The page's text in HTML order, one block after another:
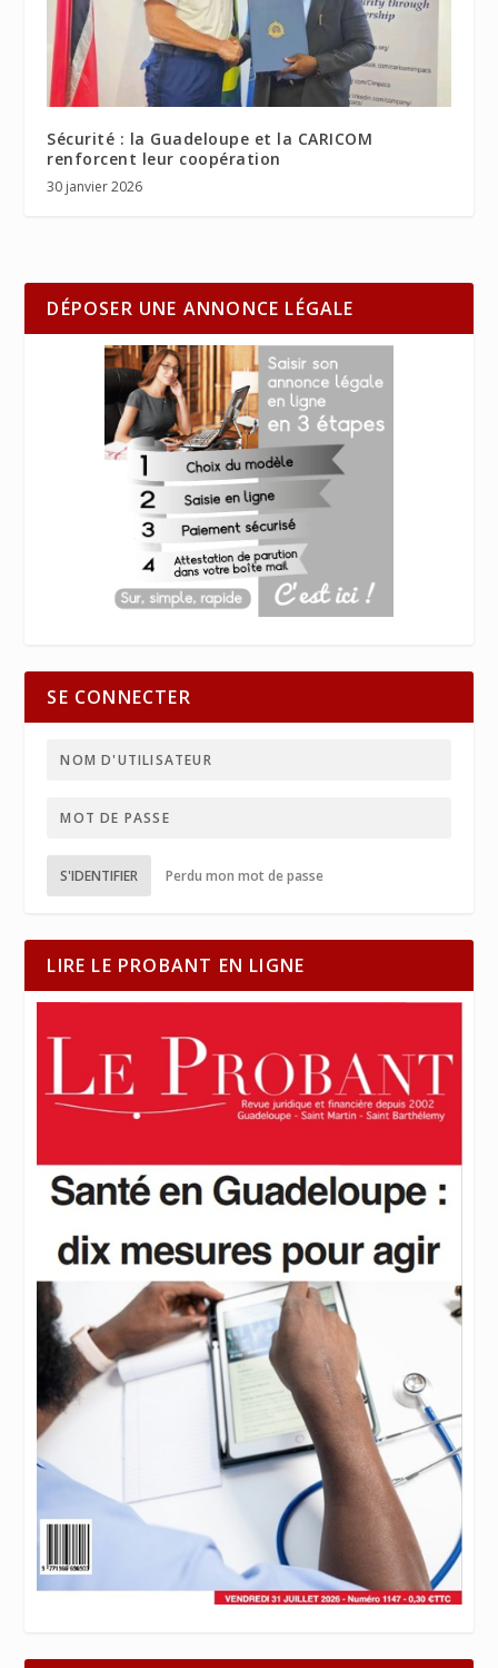
Sécurité : la Guadeloupe et la CARICOM
renforcent leur coopération
30 janvier 2026
DÉPOSER UNE ANNONCE LÉGALE
SE CONNECTER
S'IDENTIFIER Perdu mon mot de passe
LIRE LE PROBANT EN LIGNE